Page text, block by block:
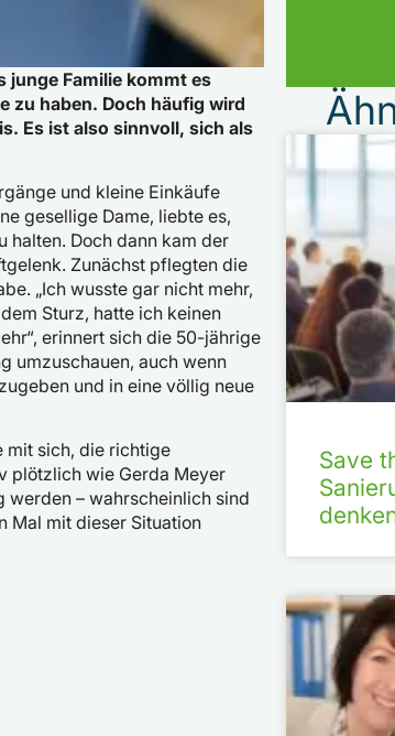
Save
junge Familie kommt es
zu haben. Doch häufig wird
Es ist also sinnvoll, sich als
und kleine Einkäufe
gesellige Dame, liebte es,
halten. Doch dann kam der
Zunächst pflegten die
„Ich wusste gar nicht mehr,
Sturz, hatte ich keinen
erinnert sich die 50-jährige
umzuschauen, auch wenn
und in eine völlig neue
mit sich, die richtige
plötzlich wie Gerda Meyer
– wahrscheinlich sind
Mal mit dieser Situation